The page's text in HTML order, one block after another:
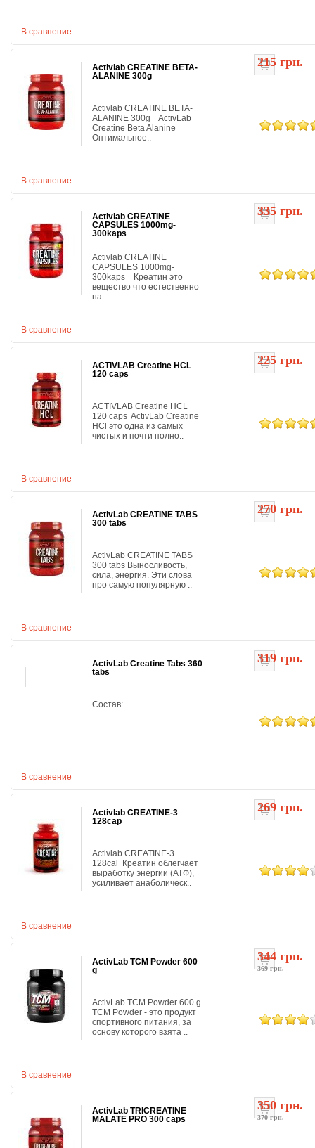
В сравнение
215 грн.
В сравнение
Activlab CREATINE BETA-
ALANINE 300g
Activlab CREATINE BETA-
ALANINE 300g ActivLab
Creatine Beta Alanine
Оптимальное..
335 грн.
В сравнение
Activlab CREATINE
CAPSULES 1000mg-
300kaps
Activlab CREATINE
CAPSULES 1000mg-
300kaps Креатин это
вещество что естественно
на..
225 грн.
В сравнение
ACTIVLAB Creatine HCL
120 caps
ACTIVLAB Creatine HCL
120 caps ActivLab Creatine
HCl это одна из самых
чистых и почти полно..
270 грн.
В сравнение
ActivLab CREATINE TABS
300 tabs
ActivLab CREATINE TABS
300 tabs Выносливость,
сила, энергия. Эти слова
про самую популярную ..
319 грн.
В сравнение
ActivLab Creatine Tabs 360
tabs
Состав: ..
269 грн.
В сравнение
Activlab CREATINE-3
128cap
Activlab CREATINE-3
128cal Креатин облегчает
выработку энергии (АТФ),
усиливает анаболическ..
369 грн.
344 грн.
В сравнение
ActivLab TCM Powder 600
g
ActivLab TCM Powder 600 g
TCM Powder - это продукт
спортивного питания, за
основу которого взята ..
370 грн.
350 грн.
ActivLab TRICREATINE
MALATE PRO 300 caps